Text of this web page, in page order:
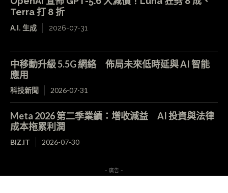
Terra 打 8 折
A.I. 生成 2026-07-31
中移動升級 5.5G 網絡 佈局未來低時延與 AI 智能
應用
科技新聞 2026-07-31
Meta 2026 第二季業績：增收減益 AI 投資與法律
成本拖累利潤
BIZ.IT 2026-07-30
- 廣告 -